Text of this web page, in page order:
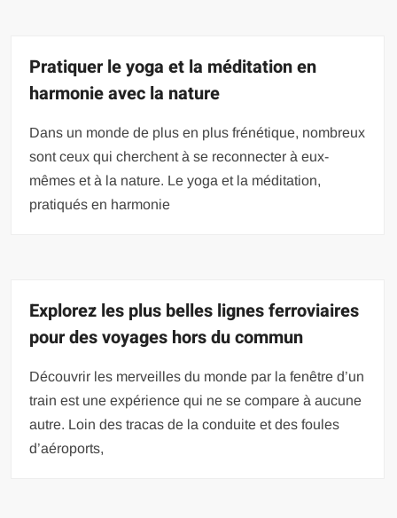
Pratiquer le yoga et la méditation en
harmonie avec la nature
Dans un monde de plus en plus frénétique, nombreux
sont ceux qui cherchent à se reconnecter à eux-
mêmes et à la nature. Le yoga et la méditation,
pratiqués en harmonie
Explorez les plus belles lignes ferroviaires
pour des voyages hors du commun
Découvrir les merveilles du monde par la fenêtre d’un
train est une expérience qui ne se compare à aucune
autre. Loin des tracas de la conduite et des foules
d’aéroports,